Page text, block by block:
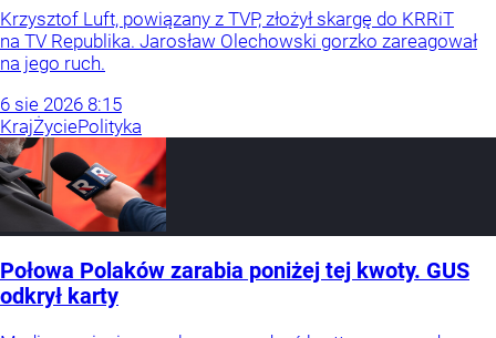
Krzysztof Luft, powiązany z TVP, złożył skargę do KRRiT
na TV Republika. Jarosław Olechowski gorzko zareagował
na jego ruch.
6 sie 2026 8:15
KrajŻyciePolityka
Połowa Polaków zarabia poniżej tej kwoty. GUS
odkrył karty